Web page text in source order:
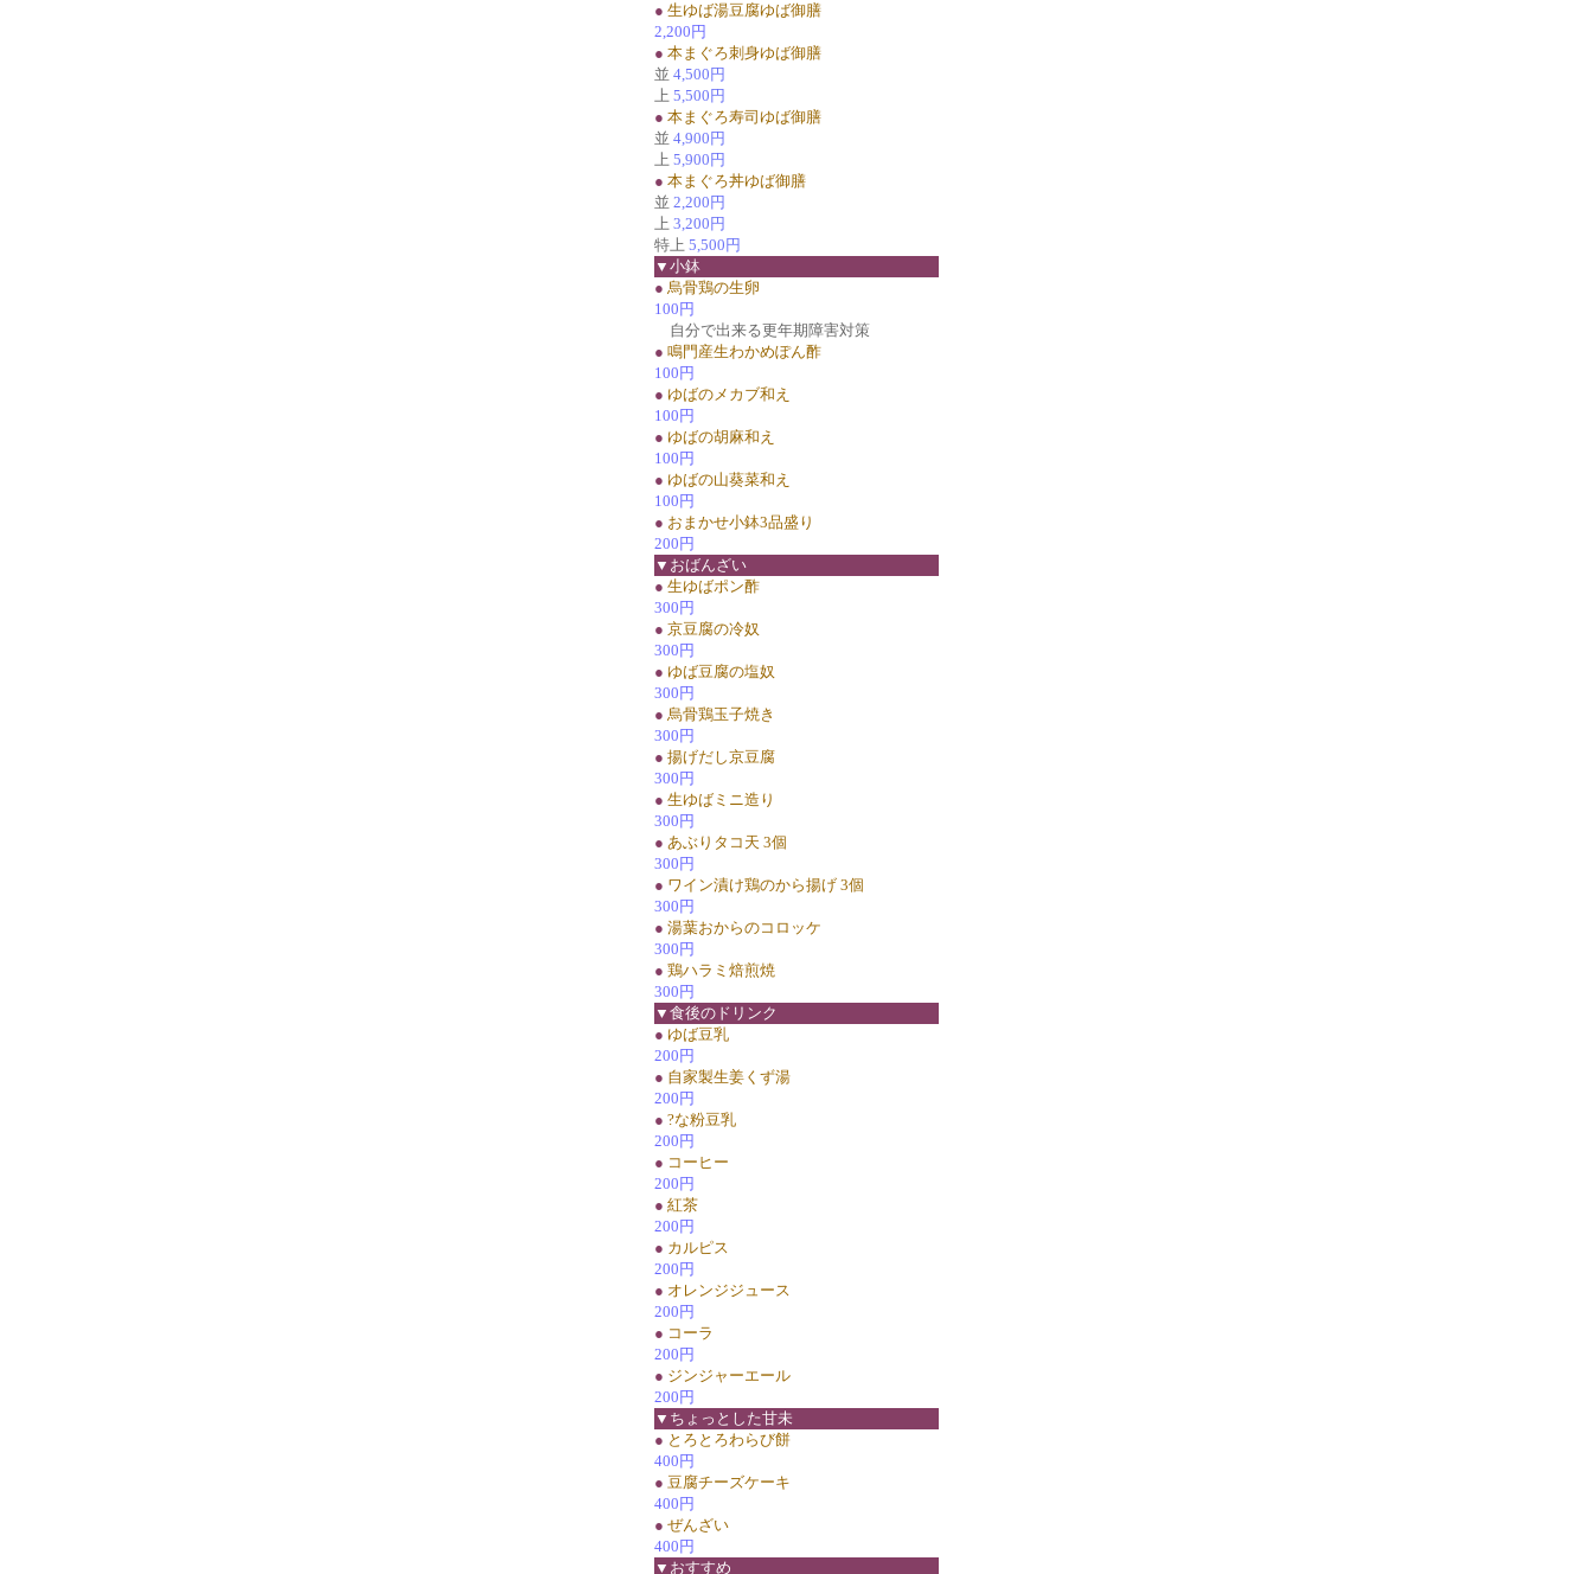
● 生ゆば湯豆腐ゆば御膳
2,200円
● 本まぐろ刺身ゆば御膳
並 4,500円
上 5,500円
● 本まぐろ寿司ゆば御膳
並 4,900円
上 5,900円
● 本まぐろ丼ゆば御膳
並 2,200円
上 3,200円
特上 5,500円
▼小鉢
● 烏骨鶏の生卵
100円
自分で出来る更年期障害対策
● 鳴門産生わかめぽん酢
100円
● ゆばのメカブ和え
100円
● ゆばの胡麻和え
100円
● ゆばの山葵菜和え
100円
● おまかせ小鉢3品盛り
200円
▼おばんざい
● 生ゆばポン酢
300円
● 京豆腐の冷奴
300円
● ゆば豆腐の塩奴
300円
● 烏骨鶏玉子焼き
300円
● 揚げだし京豆腐
300円
● 生ゆばミニ造り
300円
● あぶりタコ天 3個
300円
● ワイン漬け鶏のから揚げ 3個
300円
● 湯葉おからのコロッケ
300円
● 鶏ハラミ焙煎焼
300円
▼食後のドリンク
● ゆば豆乳
200円
● 自家製生姜くず湯
200円
● ?な粉豆乳
200円
● コーヒー
200円
● 紅茶
200円
● カルピス
200円
● オレンジジュース
200円
● コーラ
200円
● ジンジャーエール
200円
▼ちょっとした甘未
● とろとろわらび餅
400円
● 豆腐チーズケーキ
400円
● ぜんざい
400円
▼おすすめ